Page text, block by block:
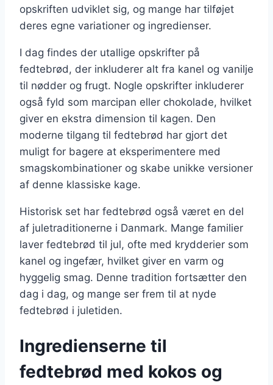
opskriften udviklet sig, og mange har tilføjet
deres egne variationer og ingredienser.
I dag findes der utallige opskrifter på
fedtebrød, der inkluderer alt fra kanel og vanilje
til nødder og frugt. Nogle opskrifter inkluderer
også fyld som marcipan eller chokolade, hvilket
giver en ekstra dimension til kagen. Den
moderne tilgang til fedtebrød har gjort det
muligt for bagere at eksperimentere med
smagskombinationer og skabe unikke versioner
af denne klassiske kage.
Historisk set har fedtebrød også været en del
af juletraditionerne i Danmark. Mange familier
laver fedtebrød til jul, ofte med krydderier som
kanel og ingefær, hvilket giver en varm og
hyggelig smag. Denne tradition fortsætter den
dag i dag, og mange ser frem til at nyde
fedtebrød i juletiden.
Ingredienserne til
fedtebrød med kokos og